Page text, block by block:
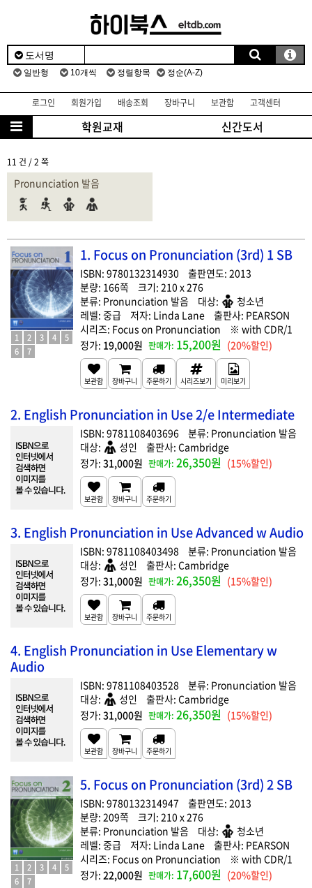
학원교재 신간도서
로그인 회원가입 배송조회 장바구니 보관함 고객센터
11 건 / 2 쪽
Pronunciation 발음
1. Focus on Pronunciation (3rd) 1 SB
1 2 3 4
5
6
7
9780132314930
2013
166
210 x 276
Pronunciation 발음
청소년
중급
Linda Lane
PEARSON
Focus on Pronunciation
with CDR/1
19,000원
15,200원 (20%할인)
2. English Pronunciation in Use 2/e Intermediate
9781108403696
Pronunciation 발음
성인
Cambridge
31,000원
26,350원 (15%할인)
3. English Pronunciation in Use Advanced w Audio
9781108403498
Pronunciation 발음
성인
Cambridge
31,000원
26,350원 (15%할인)
4. English Pronunciation in Use Elementary w
Audio
9781108403528
Pronunciation 발음
성인
Cambridge
31,000원
26,350원 (15%할인)
5. Focus on Pronunciation (3rd) 2 SB
1 2 3 4
5
6
7
9780132314947
2013
209
210 x 276
Pronunciation 발음
청소년
중급
Linda Lane
PEARSON
Focus on Pronunciation
with CDR/1
22,000원
17,600원 (20%할인)